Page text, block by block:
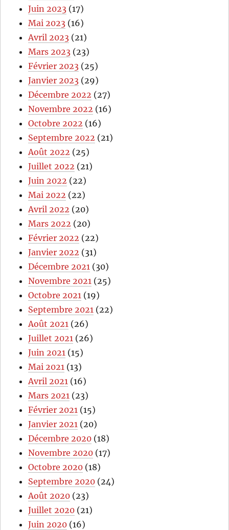
Juin 2023 (17)
Mai 2023 (16)
Avril 2023 (21)
Mars 2023 (23)
Février 2023 (25)
Janvier 2023 (29)
Décembre 2022 (27)
Novembre 2022 (16)
Octobre 2022 (16)
Septembre 2022 (21)
Août 2022 (25)
Juillet 2022 (21)
Juin 2022 (22)
Mai 2022 (22)
Avril 2022 (20)
Mars 2022 (20)
Février 2022 (22)
Janvier 2022 (31)
Décembre 2021 (30)
Novembre 2021 (25)
Octobre 2021 (19)
Septembre 2021 (22)
Août 2021 (26)
Juillet 2021 (26)
Juin 2021 (15)
Mai 2021 (13)
Avril 2021 (16)
Mars 2021 (23)
Février 2021 (15)
Janvier 2021 (20)
Décembre 2020 (18)
Novembre 2020 (17)
Octobre 2020 (18)
Septembre 2020 (24)
Août 2020 (23)
Juillet 2020 (21)
Juin 2020 (16)